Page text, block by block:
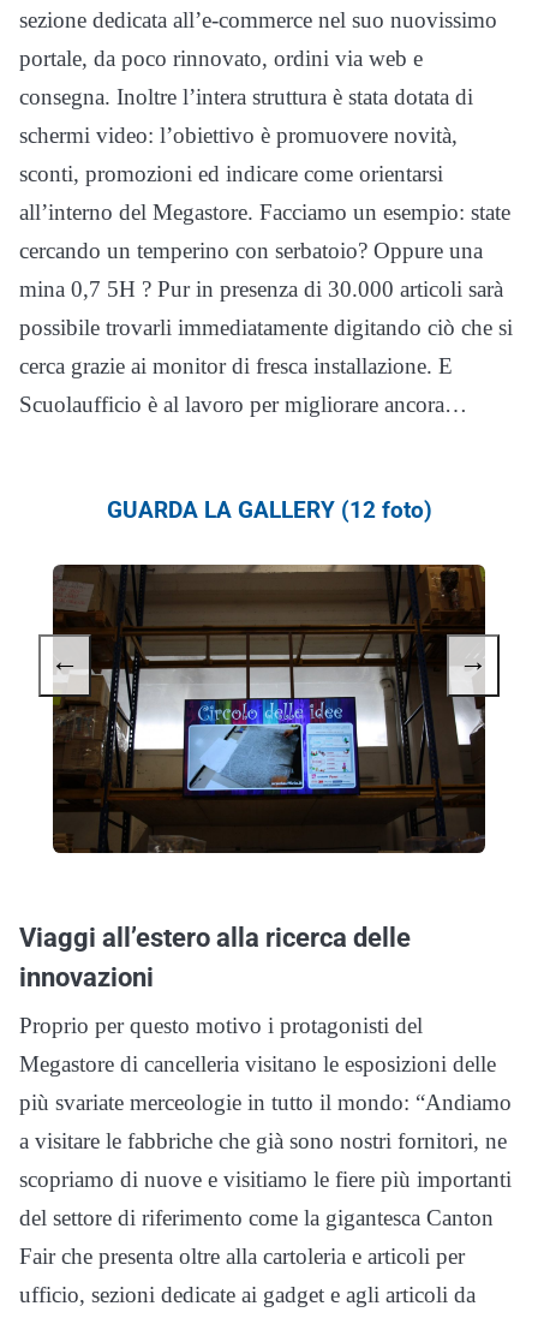
sezione dedicata all’e-commerce nel suo nuovissimo
portale, da poco rinnovato, ordini via web e
consegna. Inoltre l’intera struttura è stata dotata di
schermi video: l’obiettivo è promuovere novità,
sconti, promozioni ed indicare come orientarsi
all’interno del Megastore. Facciamo un esempio: state
cercando un temperino con serbatoio? Oppure una
mina 0,7 5H ? Pur in presenza di 30.000 articoli sarà
possibile trovarli immediatamente digitando ciò che si
cerca grazie ai monitor di fresca installazione. E
Scuolaufficio è al lavoro per migliorare ancora…
GUARDA LA GALLERY (12 foto)
← →
Viaggi all’estero alla ricerca delle
innovazioni
Proprio per questo motivo i protagonisti del
Megastore di cancelleria visitano le esposizioni delle
più svariate merceologie in tutto il mondo: “Andiamo
a visitare le fabbriche che già sono nostri fornitori, ne
scopriamo di nuove e visitiamo le fiere più importanti
del settore di riferimento come la gigantesca Canton
Fair che presenta oltre alla cartoleria e articoli per
ufficio, sezioni dedicate ai gadget e agli articoli da